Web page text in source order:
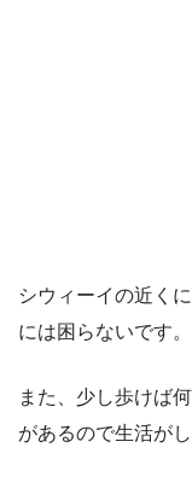
シウィーイの近く
には困らないです。
また、少し歩けば
があるので生活が